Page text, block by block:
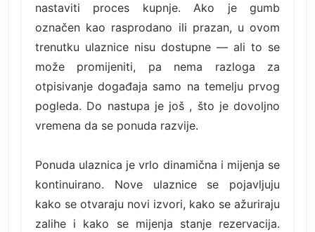
nastaviti proces kupnje. Ako je gumb
označen kao rasprodano ili prazan, u ovom
trenutku ulaznice nisu dostupne — ali to se
može promijeniti, pa nema razloga za
otpisivanje događaja samo na temelju prvog
pogleda. Do nastupa je još , što je dovoljno
vremena da se ponuda razvije.
Ponuda ulaznica je vrlo dinamična i mijenja se
kontinuirano. Nove ulaznice se pojavljuju
kako se otvaraju novi izvori, kako se ažuriraju
zalihe i kako se mijenja stanje rezervacija.